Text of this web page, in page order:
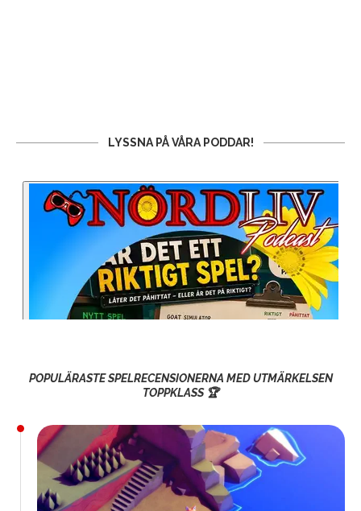
LYSSNA PÅ VÅRA PODDAR!
POPULÄRASTE SPELRECENSIONERNA MED UTMÄRKELSEN
TOPPKLASS 🏆